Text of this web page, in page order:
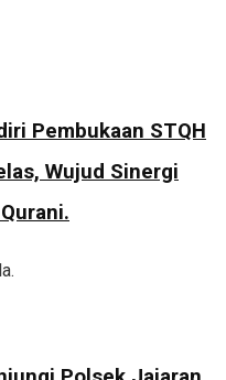
Pembukaan STQH
Wujud Sinergi